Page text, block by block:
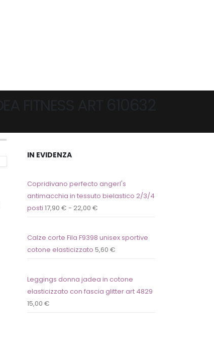
IN EVIDENZA
Copridivano perfecto angerl's
antimacchia in tessuto bielastico 2/3/4
posti 17,90 € - 22,00 €
Calze corte Fila F9398 unisex sportive
cotone elasticizzato 5,60 €
Leggings donna jadea in cotone
elasticizzato con fascia glitter art 4829
15,00 €